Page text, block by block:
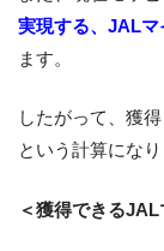
実現する、JALマ
ます。
したがって、獲
という計算になり
＜獲得できるJAL